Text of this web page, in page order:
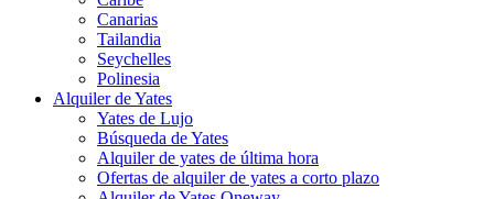
Canarias
Tailandia
Seychelles
Polinesia
Alquiler de Yates
Yates de Lujo
Búsqueda de Yates
Alquiler de yates de última hora
Ofertas de alquiler de yates a corto plazo